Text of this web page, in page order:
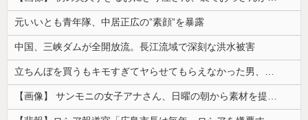
元いいとも青年隊、中居正広の”素顔”を暴露
中国、三峡ダムが全開放流。長江流域で深刻な洪水被害
立ちんぼを買うもキモすぎてヤらせてもらえなかった男、代わりの足コキでまさかの大量身寸米青ｗｗｗ
【画像】 サンモニの女子アナさん、日曜の朝から素材を提供してしまう